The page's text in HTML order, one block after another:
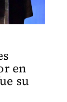
en
su